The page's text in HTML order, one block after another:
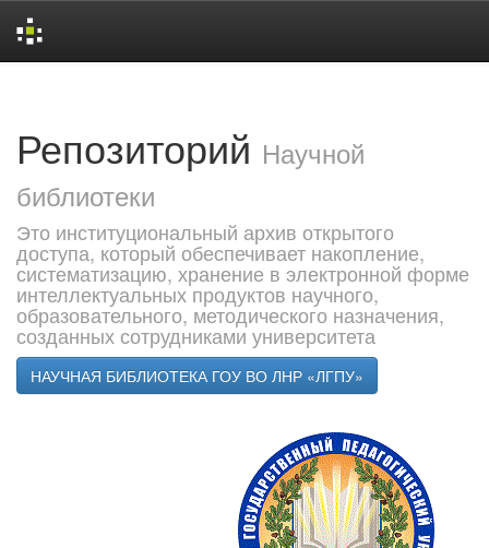
Репозиторий Научной
библиотеки
Это институциональный архив открытого
доступа, который обеспечивает накопление,
систематизацию, хранение в электронной форме
интеллектуальных продуктов научного,
образовательного, методического назначения,
созданных сотрудниками университета
НАУЧНАЯ БИБЛИОТЕКА ГОУ ВО ЛНР «ЛГПУ»